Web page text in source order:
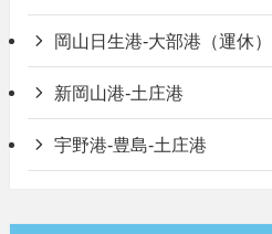
岡山日生港-大部港（運休）
新岡山港-土庄港
宇野港-豊島-土庄港